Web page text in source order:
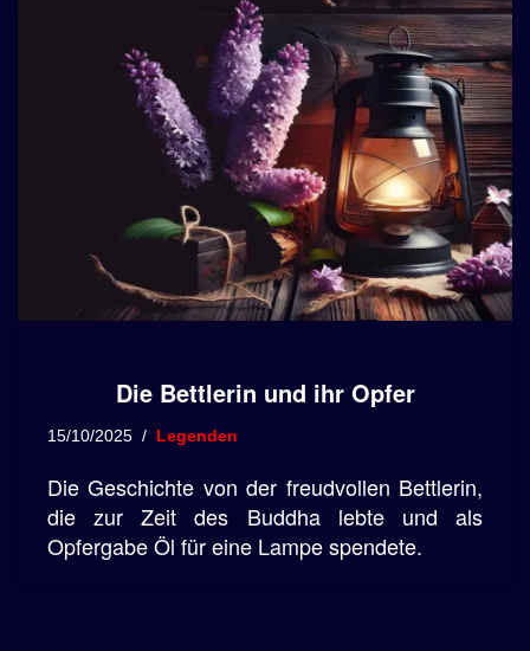
Die Bettlerin und ihr Opfer​
15/10/2025 Legenden
​Die Geschichte von der freudvollen Bettlerin,
die zur Zeit des Buddha lebte und als
Opfergabe Öl für eine Lampe spendete.